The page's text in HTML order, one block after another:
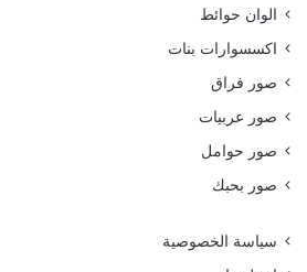
الوان حوائط
اكسسوارات بنات
صور فراق
صور عربيات
صور حوامل
صور بحبك
سياسة الخصوصية